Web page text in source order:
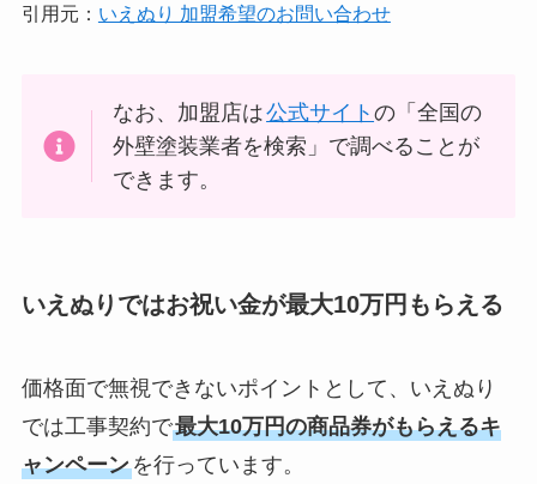
引用元： いえぬり 加盟希望のお問い合わせ
なお、加盟店は公式サイトの「全国の
外壁塗装業者を検索」で調べることが
できます。
いえぬりではお祝い金が最大10万円もらえる
価格面で無視できないポイントとして、いえぬり
では工事契約で最大10万円の商品券がもらえるキ
ャンペーンを行っています。